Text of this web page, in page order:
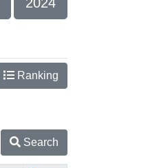
Ranking
Search